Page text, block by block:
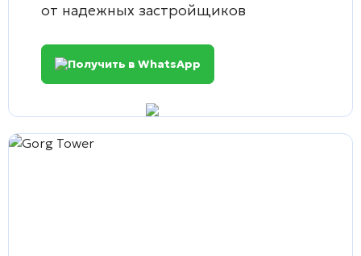
от надежных застройщиков
Получить в WhatsApp